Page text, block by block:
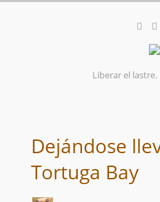
Liberar el
Dejándose
Tortuga Bay